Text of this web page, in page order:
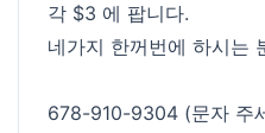
각 $3 에 팝니다.
네가지 한꺼번에 하시는
678-910-9304 (문자 주